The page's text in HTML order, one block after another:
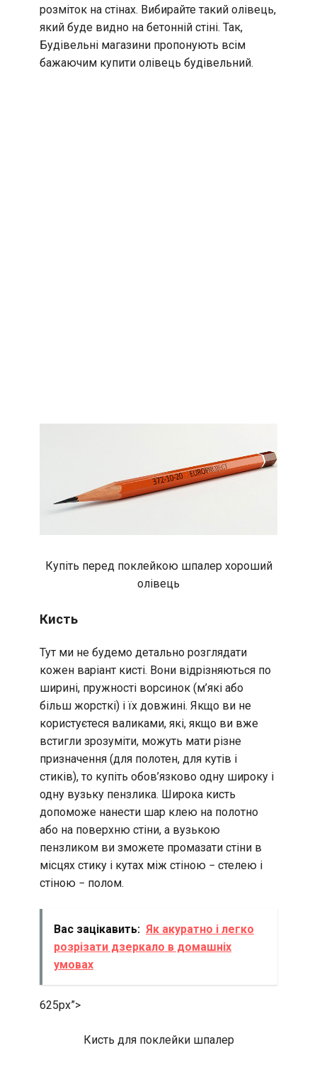
розміток на стінах. Вибирайте такий олівець,
який буде видно на бетонній стіні. Так,
Будівельні магазини пропонують всім
бажаючим купити олівець будівельний.
Купіть перед поклейкою шпалер хороший
олівець
Кисть
Тут ми не будемо детально розглядати
кожен варіант кисті. Вони відрізняються по
ширині, пружності ворсинок (м’які або
більш жорсткі) і їх довжині. Якщо ви не
користуєтеся валиками, які, якщо ви вже
встигли зрозуміти, можуть мати різне
призначення (для полотен, для кутів і
стиків), то купіть обов’язково одну широку і
одну вузьку пензлика. Широка кисть
допоможе нанести шар клею на полотно
або на поверхню стіни, а вузькою
пензликом ви зможете промазати стіни в
місцях стику і кутах між стіною − стелею і
стіною − полом.
Вас зацікавить: Як акуратно і легко
розрізати дзеркало в домашніх
умовах
625px”>
Кисть для поклейки шпалер